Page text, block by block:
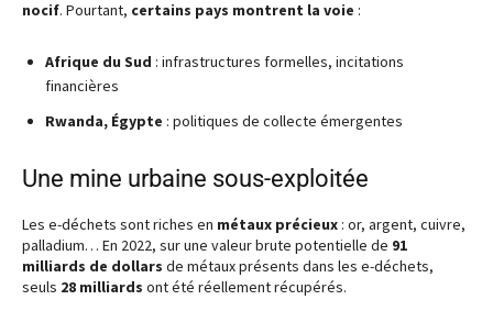
nocif. Pourtant, certains pays montrent la voie :
Afrique du Sud : infrastructures formelles, incitations
financières
Rwanda, Égypte : politiques de collecte émergentes
Une mine urbaine sous-exploitée
Les e-déchets sont riches en métaux précieux : or, argent, cuivre,
palladium… En 2022, sur une valeur brute potentielle de 91
milliards de dollars de métaux présents dans les e-déchets,
seuls 28 milliards ont été réellement récupérés.